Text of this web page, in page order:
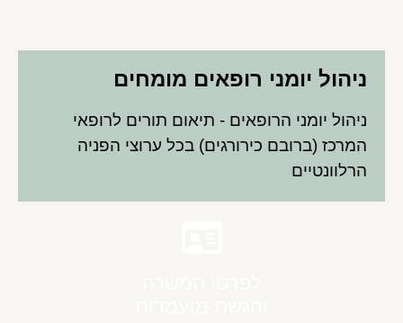
ניהול יומני רופאים מומחים
ניהול יומני הרופאים - תיאום תורים לרופאי
המרכז (ברובם כירורגים) בכל ערוצי הפניה
הרלוונטיים